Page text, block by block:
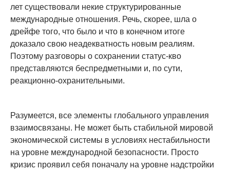
лет существовали некие структурированные
международные отношения. Речь, скорее, шла о
дрейфе того, что было и что в конечном итоге
доказало свою неадекватность новым реалиям.
Поэтому разговоры о сохранении статус-кво
представляются беспредметными и, по сути,
реакционно-охранительными.
Разумеется, все элементы глобального управления
взаимосвязаны. Не может быть стабильной мировой
экономической системы в условиях нестабильности
на уровне международной безопасности. Просто
кризис проявил себя поначалу на уровне надстройки